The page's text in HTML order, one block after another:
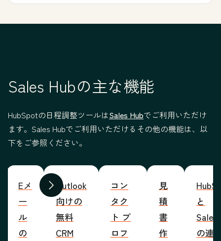
Sales Hubの主な機能
HubSpotの日程調整ツールはSales Hubでご利用いただけ
ます。Sales Hubでご利用いただけるその他の機能は、以
下をご参照ください。
前へ 次へ
Eメ
ー
ル
の
Outlook
向けの
無料
CRM
コン
タク
ト プ
ロフ
見
積
書
作
と
の連